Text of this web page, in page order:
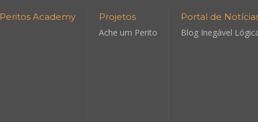
Peritos Academy
Projetos
Ache um Perito
Portal de
Blog Inegável